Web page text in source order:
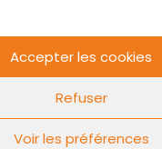
Accepter les cookies
Refuser
Voir les préférences
légales Politique de
FLOW44